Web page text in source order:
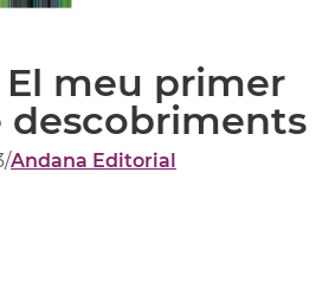
El meu primer
descobriments
/Andana Editorial